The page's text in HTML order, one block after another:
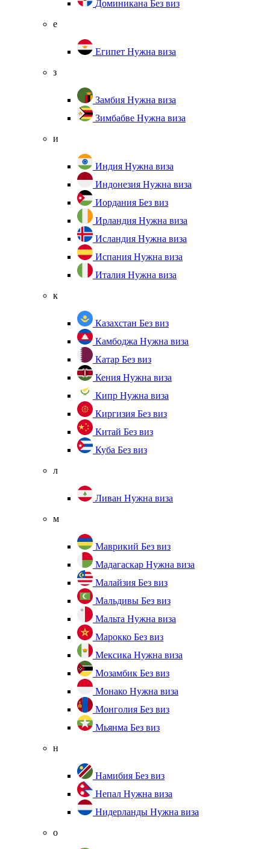
Доминикана Без виз
е
Египет Нужна виза
з
Замбия Нужна виза
Зимбабве Нужна виза
и
Индия Нужна виза
Индонезия Нужна виза
Иордания Без виз
Ирландия Нужна виза
Исландия Нужна виза
Испания Нужна виза
Италия Нужна виза
к
Казахстан Без виз
Камбоджа Нужна виза
Катар Без виз
Кения Нужна виза
Кипр Нужна виза
Киргизия Без виз
Китай Без виз
Куба Без виз
л
Ливан Нужна виза
м
Маврикий Без виз
Мадагаскар Нужна виза
Малайзия Без виз
Мальдивы Без виз
Мальта Нужна виза
Марокко Без виз
Мексика Нужна виза
Мозамбик Без виз
Монако Нужна виза
Монголия Без виз
Мьянма Без виз
н
Намибия Без виз
Непал Нужна виза
Нидерланды Нужна виза
о